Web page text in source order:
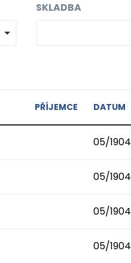
SKLADBA
PŘÍJEMCE DATUM
05/1904
05/1904
05/1904
05/1904